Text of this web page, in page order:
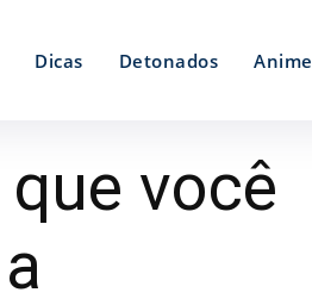
Dicas Detonados Anime
você